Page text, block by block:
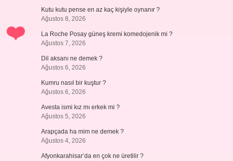
Kutu kutu pense en az kaç kişiyle oynanır ?
Ağustos 8, 2026
La Roche Posay güneş kremi komedojenik mi ?
Ağustos 7, 2026
Dil aksanı ne demek ?
Ağustos 6, 2026
Kumru nasıl bir kuştur ?
Ağustos 6, 2026
Avesta ismi kız mı erkek mi ?
Ağustos 5, 2026
Arapçada ha mim ne demek ?
Ağustos 4, 2026
Afyonkarahisar’da en çok ne üretilir ?